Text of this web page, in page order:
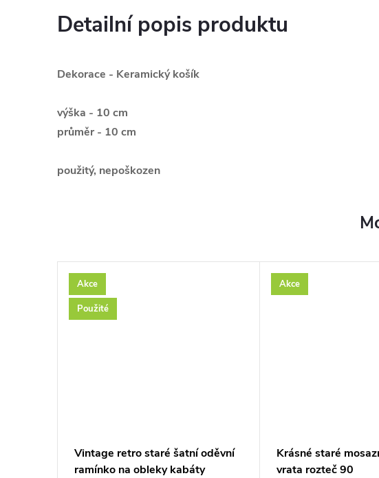
Detailní popis produktu
Dekorace - Keramický košík
výška - 10 cm
průměr - 10 cm
použitý, nepoškozen
Akce
Použité
Vintage retro staré šatní oděvní
ramínko na obleky kabáty
Akce
Krásné staré
vrata rozteč 90